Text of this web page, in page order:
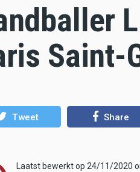
Saint-
Tweet Share
Laatst bewerkt op 24/11/2020